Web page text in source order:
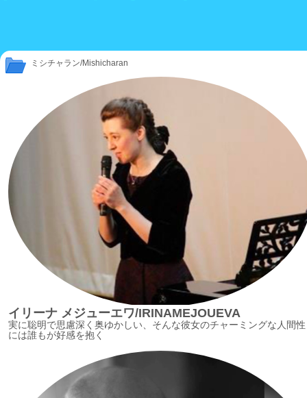
ミシチャラン/Mishicharan
イリーナ メジューエワ/IRINAMEJOUEVA
実に聡明で思慮深く奥ゆかしい、そんな彼女のチャーミングな人間性
には誰もが好感を抱く